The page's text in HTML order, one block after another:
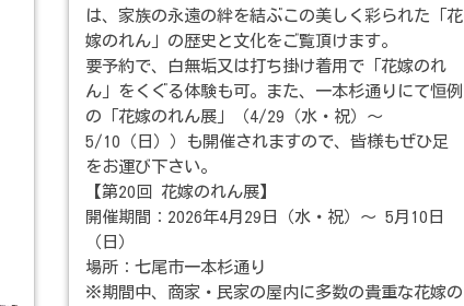
は、家族の永遠の絆を結ぶこの美しく彩られた「花
嫁のれん」の歴史と文化をご覧頂けます。
要予約で、白無垢又は打ち掛け着用で「花嫁のれ
ん」をくぐる体験も可。また、一本杉通りにて恒例
の「花嫁のれん展」（4/29（水・祝）～
5/10（日））も開催されますので、皆様もぜひ足
をお運び下さい。
【第20回 花嫁のれん展】
開催期間：2026年4月29日（水・祝）～ 5月10日
（日）
場所：七尾市一本杉通り
※期間中、商家・民家の屋内に多数の貴重な花嫁の